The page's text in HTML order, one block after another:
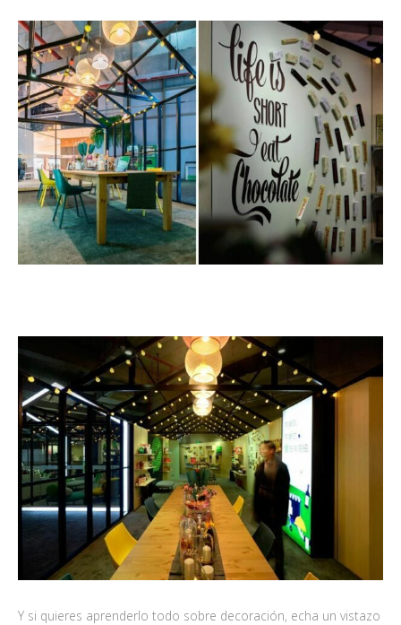
Y si quieres aprenderlo todo sobre decoración, echa un vistazo